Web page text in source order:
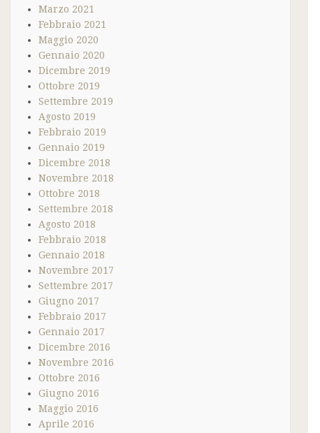
Marzo 2021
Febbraio 2021
Maggio 2020
Gennaio 2020
Dicembre 2019
Ottobre 2019
Settembre 2019
Agosto 2019
Febbraio 2019
Gennaio 2019
Dicembre 2018
Novembre 2018
Ottobre 2018
Settembre 2018
Agosto 2018
Febbraio 2018
Gennaio 2018
Novembre 2017
Settembre 2017
Giugno 2017
Febbraio 2017
Gennaio 2017
Dicembre 2016
Novembre 2016
Ottobre 2016
Giugno 2016
Maggio 2016
Aprile 2016